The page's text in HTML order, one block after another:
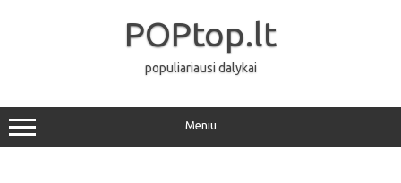
POPtop.lt
populiariausi dalykai
Meniu